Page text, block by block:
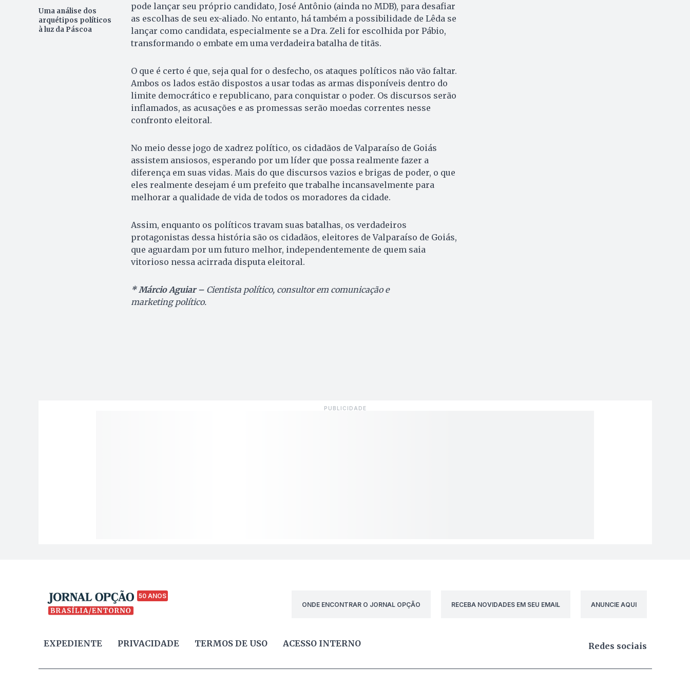
Uma análise dos
arquétipos políticos
à luz da Páscoa
pode lançar seu próprio candidato, José Antônio (ainda no MDB), para desafiar
as escolhas de seu ex-aliado. No entanto, há também a possibilidade de Lêda se
lançar como candidata, especialmente se a Dra. Zeli for escolhida por Pábio,
transformando o embate em uma verdadeira batalha de titãs.
O que é certo é que, seja qual for o desfecho, os ataques políticos não vão faltar.
Ambos os lados estão dispostos a usar todas as armas disponíveis dentro do
limite democrático e republicano, para conquistar o poder. Os discursos serão
inflamados, as acusações e as promessas serão moedas correntes nesse
confronto eleitoral.
No meio desse jogo de xadrez político, os cidadãos de Valparaíso de Goiás
assistem ansiosos, esperando por um líder que possa realmente fazer a
diferença em suas vidas. Mais do que discursos vazios e brigas de poder, o que
eles realmente desejam é um prefeito que trabalhe incansavelmente para
melhorar a qualidade de vida de todos os moradores da cidade.
Assim, enquanto os políticos travam suas batalhas, os verdadeiros
protagonistas dessa história são os cidadãos, eleitores de Valparaíso de Goiás,
que aguardam por um futuro melhor, independentemente de quem saia
vitorioso nessa acirrada disputa eleitoral.
* Márcio Aguiar –Cientista político, consultor em comunicação e
marketing político.
50 ANOS
ONDE ENCONTRAR O JORNAL OPÇÃO
RECEBA NOVIDADES EM SEU EMAIL ANUNCIE AQUI
EXPEDIENTE PRIVACIDADE TERMOS DE USO ACESSO INTERNO Redes sociais